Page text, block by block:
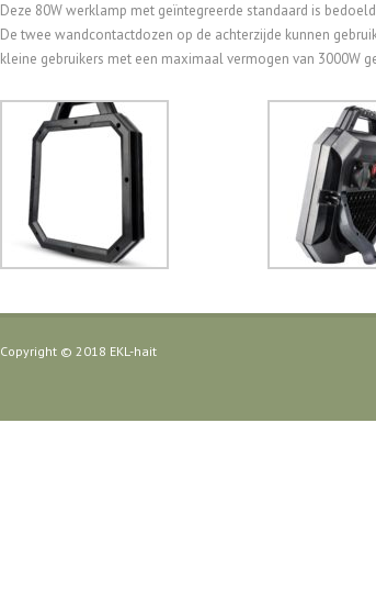
Deze 80W werklamp met geïntegreerde standaard is
De twee wandcontactdozen op de achterzijde kunnen
kleine gebruikers met een maximaal vermogen van 3000W
Copyright © 2018 EKL-hait